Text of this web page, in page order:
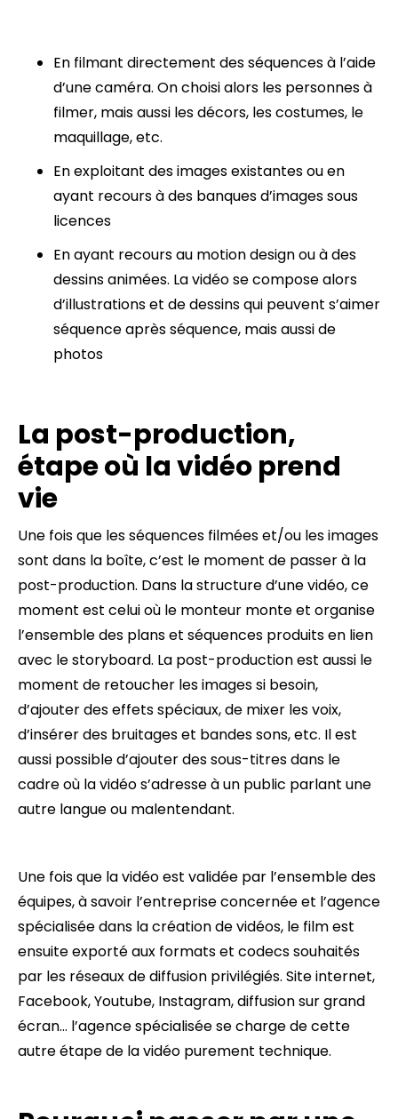
En filmant directement des séquences à l’aide
d’une caméra. On choisi alors les personnes à
filmer, mais aussi les décors, les costumes, le
maquillage, etc.
En exploitant des images existantes ou en
ayant recours à des banques d’images sous
licences
En ayant recours au motion design ou à des
dessins animées. La vidéo se compose alors
d’illustrations et de dessins qui peuvent s’aimer
séquence après séquence, mais aussi de
photos
La post-production,
étape où la vidéo prend
vie
Une fois que les séquences filmées et/ou les images
sont dans la boîte, c’est le moment de passer à la
post-production. Dans la structure d’une vidéo, ce
moment est celui où le monteur monte et organise
l’ensemble des plans et séquences produits en lien
avec le storyboard. La post-production est aussi le
moment de retoucher les images si besoin,
d’ajouter des effets spéciaux, de mixer les voix,
d’insérer des bruitages et bandes sons, etc. Il est
aussi possible d’ajouter des sous-titres dans le
cadre où la vidéo s’adresse à un public parlant une
autre langue ou malentendant.
Une fois que la vidéo est validée par l’ensemble des
équipes, à savoir l’entreprise concernée et l’agence
spécialisée dans la création de vidéos, le film est
ensuite exporté aux formats et codecs souhaités
par les réseaux de diffusion privilégiés. Site internet,
Facebook, Youtube, Instagram, diffusion sur grand
écran… l’agence spécialisée se charge de cette
autre étape de la vidéo purement technique.